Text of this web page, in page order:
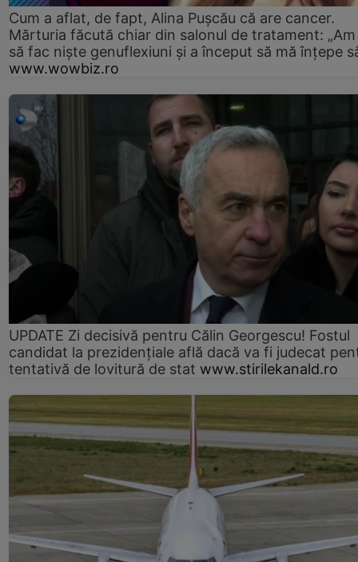
Cum a aflat, de fapt, Alina Pușcău că are cancer.
Mărturia făcută chiar din salonul de tratament:
să fac niște genuflexiuni și a început să mă înțepe
www.wowbiz.ro
UPDATE Zi decisivă pentru Călin Georgescu! Fostul
candidat la prezidențiale află dacă va fi judecat
tentativă de lovitură de stat www.stirilekanald.ro